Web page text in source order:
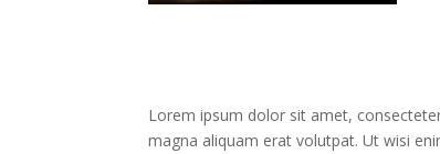
Lorem ipsum dolor sit amet,
magna aliquam erat volutpat. Ut wisi